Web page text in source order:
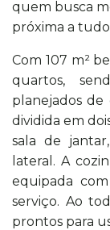
quem busca
próxima a
Com 107 m²
quartos,
planejados de
dividida em
sala de
lateral. A
equipada
serviço. Ao
prontos para